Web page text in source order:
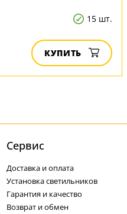
15 шт.
КУПИТЬ
Cервис
Доставка и оплата
Установка светильников
Гарантия и качество
Возврат и обмен